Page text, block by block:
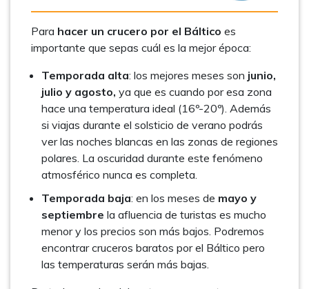
Para hacer un crucero por el Báltico es
importante que sepas cuál es la mejor época:
Temporada alta: los mejores meses son junio,
julio y agosto, ya que es cuando por esa zona
hace una temperatura ideal (16º-20º). Además
si viajas durante el solsticio de verano podrás
ver las noches blancas en las zonas de regiones
polares. La oscuridad durante este fenómeno
atmosférico nunca es completa.
Temporada baja: en los meses de mayo y
septiembre la afluencia de turistas es mucho
menor y los precios son más bajos. Podremos
encontrar cruceros baratos por el Báltico pero
las temperaturas serán más bajas.